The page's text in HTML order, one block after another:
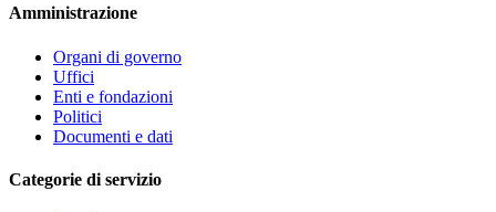
Amministrazione
Organi di governo
Uffici
Enti e fondazioni
Politici
Documenti e dati
Categorie di servizio